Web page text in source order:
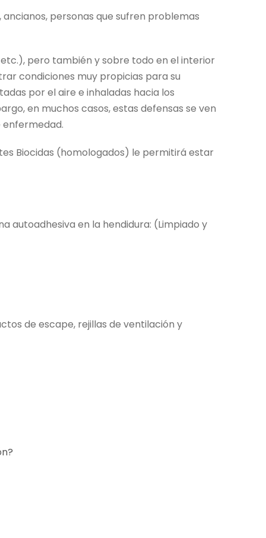
ancianos, personas que sufren problemas
pero también y sobre todo en el interior
condiciones muy propicias para su
por el aire e inhaladas hacia los
en muchos casos, estas defensas se ven
enfermedad.
Biocidas (homologados) le permitirá estar
autoadhesiva en la hendidura: (Limpiado y
de escape, rejillas de ventilación y